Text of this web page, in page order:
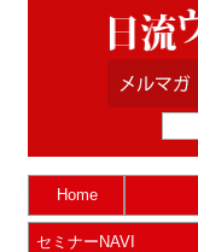
Home
セミナーNAVI